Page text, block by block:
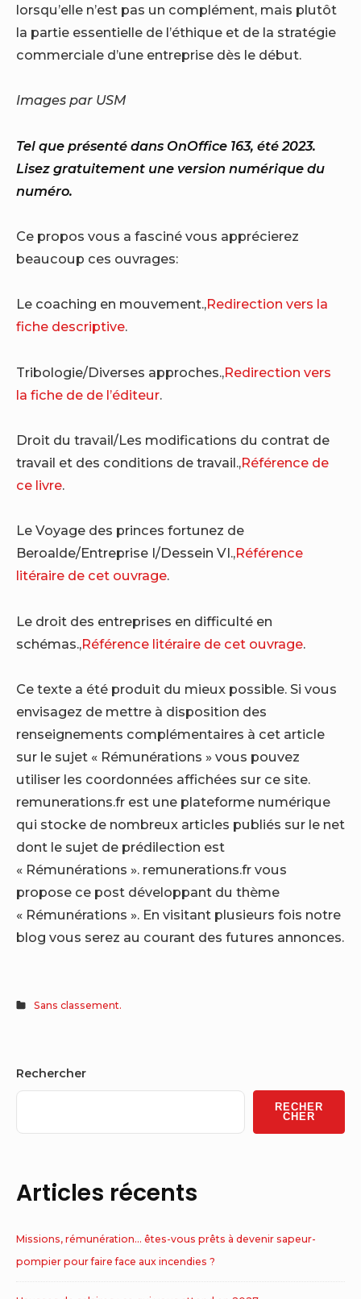
lorsqu’elle n’est pas un complément, mais plutôt
la partie essentielle de l’éthique et de la stratégie
commerciale d’une entreprise dès le début.
Images par USM
Tel que présenté dans OnOffice 163, été 2023.
Lisez gratuitement une version numérique du
numéro.
Ce propos vous a fasciné vous apprécierez
beaucoup ces ouvrages:
Le coaching en mouvement.,Redirection vers la
fiche descriptive.
Tribologie/Diverses approches.,Redirection vers
la fiche de de l’éditeur.
Droit du travail/Les modifications du contrat de
travail et des conditions de travail.,Référence de
ce livre.
Le Voyage des princes fortunez de
Beroalde/Entreprise I/Dessein VI.,Référence
litéraire de cet ouvrage.
Le droit des entreprises en difficulté en
schémas.,Référence litéraire de cet ouvrage.
Ce texte a été produit du mieux possible. Si vous
envisagez de mettre à disposition des
renseignements complémentaires à cet article
sur le sujet « Rémunérations » vous pouvez
utiliser les coordonnées affichées sur ce site.
remunerations.fr est une plateforme numérique
qui stocke de nombreux articles publiés sur le net
dont le sujet de prédilection est
« Rémunérations ». remunerations.fr vous
propose ce post développant du thème
« Rémunérations ». En visitant plusieurs fois notre
blog vous serez au courant des futures annonces.
Sans classement.
Sidebar
Widget
Area
Rechercher
RECHER
CHER
Articles récents
Missions, rémunération… êtes-vous prêts à devenir sapeur-
pompier pour faire face aux incendies ?